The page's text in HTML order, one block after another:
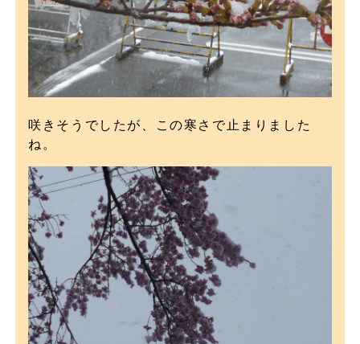
咲きそうでしたが、この寒さで止まりました
ね。